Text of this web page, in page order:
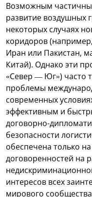
Возможным
развитие воздушных
некоторых случаях
коридоров
Иран или Пакистан,
Китай). Однако эти
«Север — Юг») часто
проблемы
современных
эффективным и
договорно-
безопасности
обеспечена только
договоренностей на
интересов всех
мирового